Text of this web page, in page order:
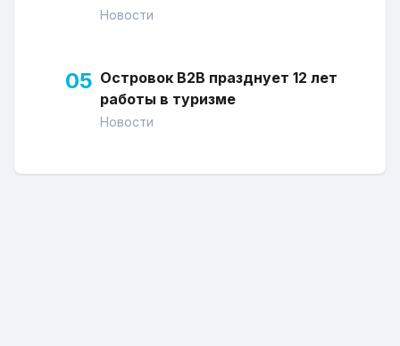
Новости
05 Островок В2В празднует 12 лет
работы в туризме
Новости